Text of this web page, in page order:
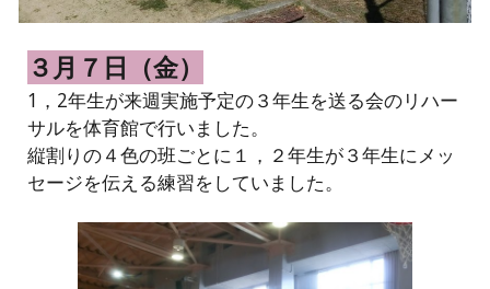
３月７日（金）
1，2年生が来週実施予定の３年生を送る会のリハー
サルを体育館で行いました。
縦割りの４色の班ごとに１，２年生が３年生にメッ
セージを伝える練習をしていました。